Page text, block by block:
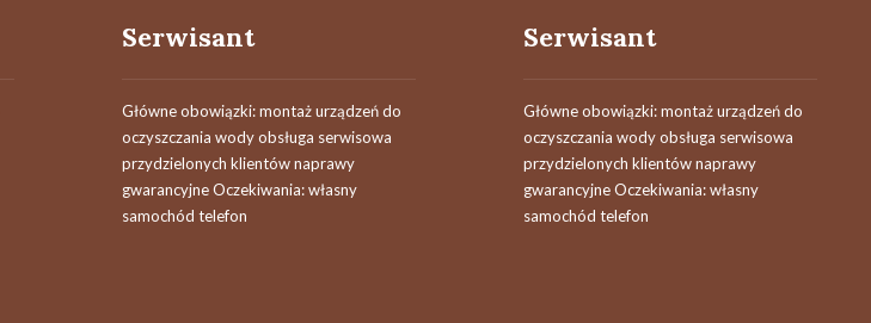
Serwisant
Główne obowiązki: montaż urządzeń do
oczyszczania wody obsługa serwisowa
przydzielonych klientów naprawy
gwarancyjne Oczekiwania: własny
samochód telefon
Serwisant
Główne obowiązki: montaż urządzeń do
oczyszczania wody obsługa serwisowa
przydzielonych klientów naprawy
gwarancyjne Oczekiwania: własny
samochód telefon